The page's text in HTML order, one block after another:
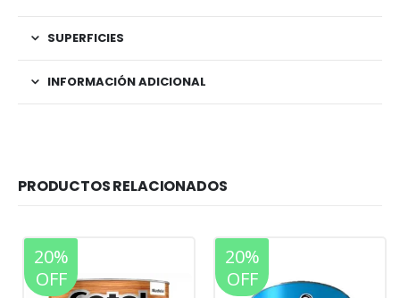
SUPERFICIES
INFORMACIÓN ADICIONAL
PRODUCTOS RELACIONADOS
20%
OFF
20%
OFF